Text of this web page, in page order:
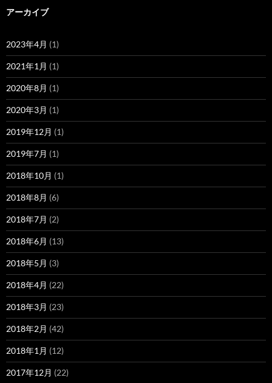
アーカイブ
2023年4月 (1)
2021年1月 (1)
2020年8月 (1)
2020年3月 (1)
2019年12月 (1)
2019年7月 (1)
2018年10月 (1)
2018年8月 (6)
2018年7月 (2)
2018年6月 (13)
2018年5月 (3)
2018年4月 (22)
2018年3月 (23)
2018年2月 (42)
2018年1月 (12)
2017年12月 (22)